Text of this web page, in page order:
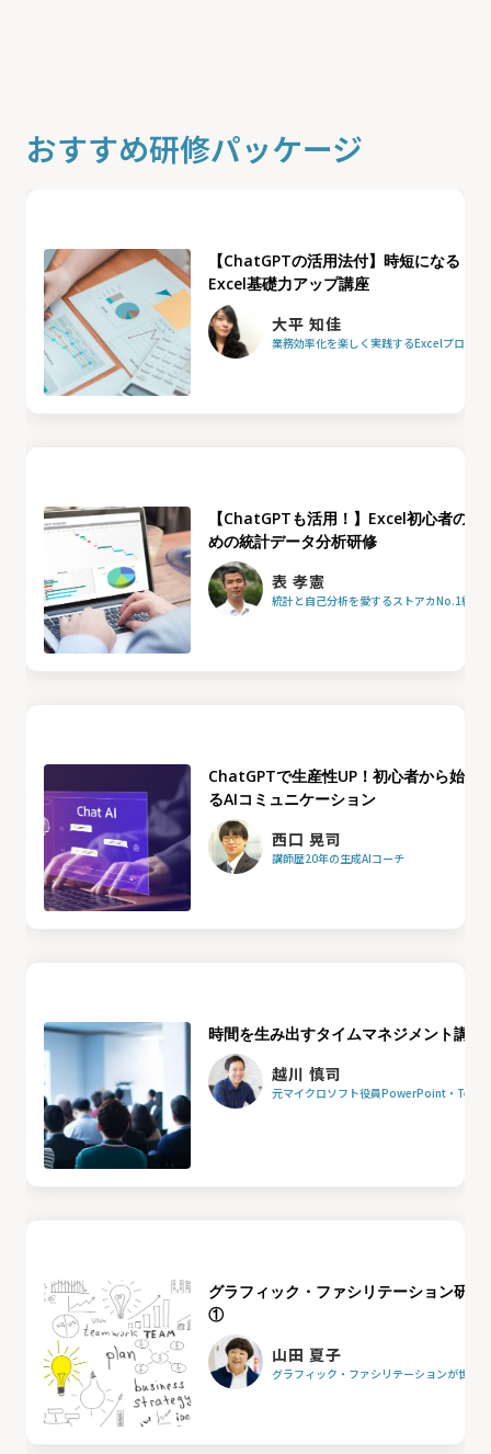
おすすめ研修パッケージ
【ChatGPTの活用法付】時短になる
Excel基礎力アップ講座
大平 知佳
業務効率化を楽しく実践するExcelプロフェ
【ChatGPTも活用！】Excel初心者のた
めの統計データ分析研修
表 孝憲
統計と自己分析を愛するストアカNo.1統計
ChatGPTで生産性UP！初心者から始め
るAIコミュニケーション
西口 晃司
講師歴20年の生成AIコーチ
時間を生み出すタイムマネジメント講座
越川 慎司
元マイクロソフト役員PowerPoint・
グラフィック・ファシリテーション研修
①
山田 夏子
グラフィック・ファシリテーションが世界